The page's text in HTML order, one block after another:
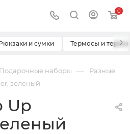
0
и сумки Термосы и ›
Подарочные наборы — Разные
зеленый
Up